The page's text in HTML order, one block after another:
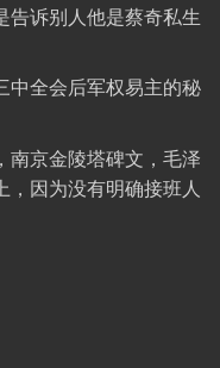
告诉别人他是蔡奇私生
中全会后军权易主的秘
南京金陵塔碑文，毛泽
因为没有明确接班人